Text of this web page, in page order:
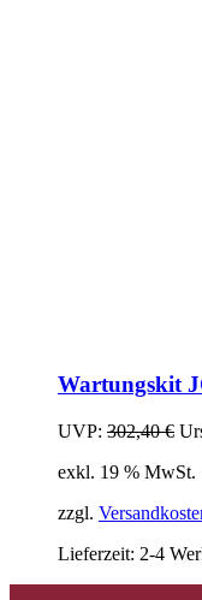
Wartungskit
UVP: 302,40€
exkl. 19 % MwSt.
zzgl.
Lieferzeit: 2-4